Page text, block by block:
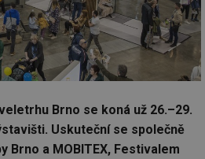
Brno se koná už 26.–29.
Uskuteční se společně
Brno a MOBITEX, Festivalem